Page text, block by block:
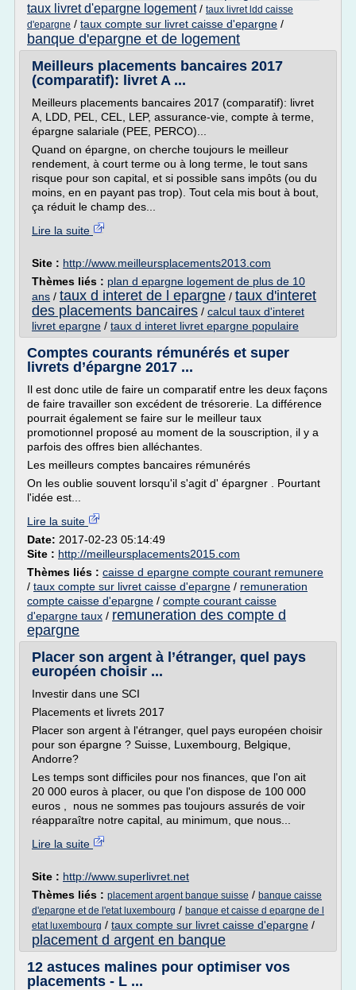
taux livret d'epargne logement/ taux livret ldd caisse
d'epargne / taux compte sur livret caisse d'epargne /
banque d'epargne et de logement
Meilleurs placements bancaires 2017
(comparatif): livret A ...
Meilleurs placements bancaires 2017 (comparatif): livret
A, LDD, PEL, CEL, LEP, assurance-vie, compte à terme,
épargne salariale (PEE, PERCO)...
Quand on épargne, on cherche toujours le meilleur
rendement, à court terme ou à long terme, le tout sans
risque pour son capital, et si possible sans impôts (ou du
moins, en en payant pas trop). Tout cela mis bout à bout,
ça réduit le champ des...
Lire la suite
Site : http://www.meilleursplacements2013.com
Thèmes liés : plan d epargne logement de plus de 10
ans / taux d interet de l epargne / taux d'interet
des placements bancaires / calcul taux d'interet
livret epargne / taux d interet livret epargne populaire
Comptes courants rémunérés et super
livrets d’épargne 2017 ...
Il est donc utile de faire un comparatif entre les deux façons
de faire travailler son excédent de trésorerie. La différence
pourrait également se faire sur le meilleur taux
promotionnel proposé au moment de la souscription, il y a
parfois des offres bien alléchantes.
Les meilleurs comptes bancaires rémunérés
On les oublie souvent lorsqu'il s'agit d' épargner . Pourtant
l'idée est...
Lire la suite
Date: 2017-02-23 05:14:49
Site : http://meilleursplacements2015.com
Thèmes liés : caisse d epargne compte courant remunere
/ taux compte sur livret caisse d'epargne / remuneration
compte caisse d'epargne / compte courant caisse
d'epargne taux / remuneration des compte d
epargne
Placer son argent à l’étranger, quel pays
européen choisir ...
Investir dans une SCI
Placements et livrets 2017
Placer son argent à l'étranger, quel pays européen choisir
pour son épargne ? Suisse, Luxembourg, Belgique,
Andorre?
Les temps sont difficiles pour nos finances, que l'on ait
20 000 euros à placer, ou que l'on dispose de 100 000
euros , nous ne sommes pas toujours assurés de voir
réapparaître notre capital, au minimum, que nous...
Lire la suite
Site : http://www.superlivret.net
Thèmes liés : placement argent banque suisse / banque caisse
d'epargne et de l'etat luxembourg / banque et caisse d epargne de l
etat luxembourg / taux compte sur livret caisse d'epargne /
placement d argent en banque
12 astuces malines pour optimiser vos
placements - L ...